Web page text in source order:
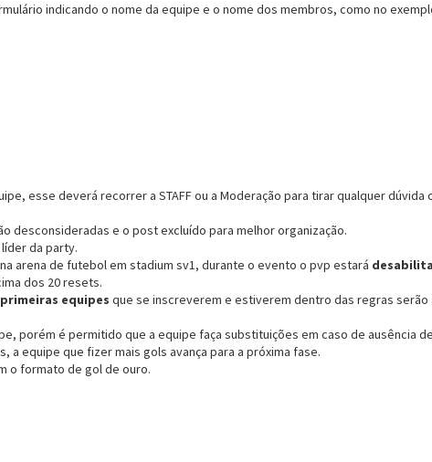
indicando o nome da equipe e o nome dos membros, como no
esse deverá recorrer a STAFF ou a Moderação para tirar qualquer dúvida
desconsideradas e o post excluído para melhor organização.
da party.
arena de futebol em stadium sv1, durante o evento o pvp estará
dos 20 resets.
primeiras equipes que se inscreverem e estiverem dentro das regras serão
porém é permitido que a equipe faça substituições em caso de ausência
a equipe que fizer mais gols avança para a próxima fase.
o formato de gol de ouro.